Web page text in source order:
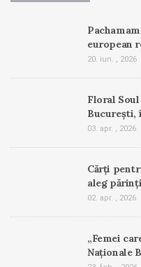
european
20. iun. , 2026
Floral
București,
03. apr. , 2026
Cărți
aleg
02. apr. , 2026
„Femei
Naționale